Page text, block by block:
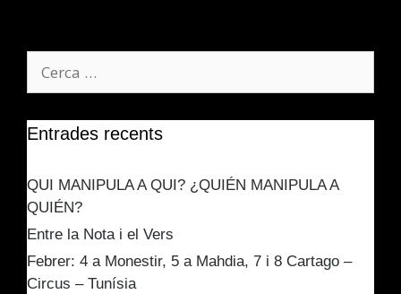
Entrades recents
QUI MANIPULA A QUI? ¿QUIÉN MANIPULA A
QUIÉN?
Entre la Nota i el Vers
Febrer: 4 a Monestir, 5 a Mahdia, 7 i 8 Cartago –
Circus – Tunísia